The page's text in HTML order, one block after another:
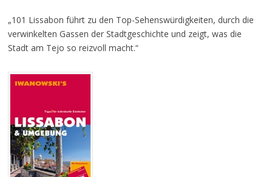
„101 Lissabon führt zu den Top-Sehenswürdigkeiten, durch die
verwinkelten Gassen der Stadtgeschichte und zeigt, was die
Stadt am Tejo so reizvoll macht.“